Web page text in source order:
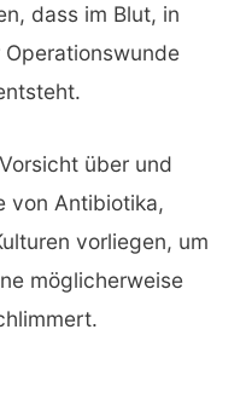
dass im Blut, in
über und
von Antibiotika,
vorliegen, um
möglicherweise